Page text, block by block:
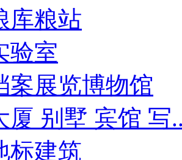
库粮站
验室
案展览博物馆
厦 别墅 宾馆 写
标建筑